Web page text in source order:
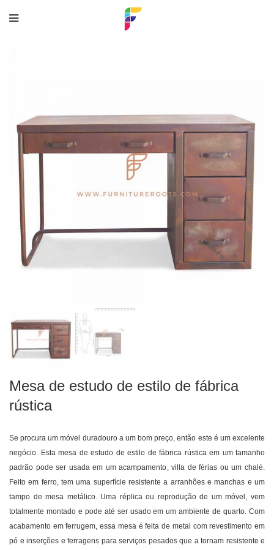
Mesa de estudo de estilo de fábrica
rústica
Se procura um móvel duradouro a um bom preço, então este é um excelente
negócio. Esta mesa de estudo de estilo de fábrica rústica em um tamanho
padrão pode ser usada em um acampamento, villa de férias ou um chalé.
Feito em ferro, tem uma superfície resistente a arranhões e manchas e um
tampo de mesa metálico. Uma réplica ou reprodução de um móvel, vem
totalmente montado e pode até ser usado em um ambiente de quarto. Com
acabamento em ferrugem, essa mesa é feita de metal com revestimento em
pó e inserções e ferragens para serviços pesados que a tornam resistente e